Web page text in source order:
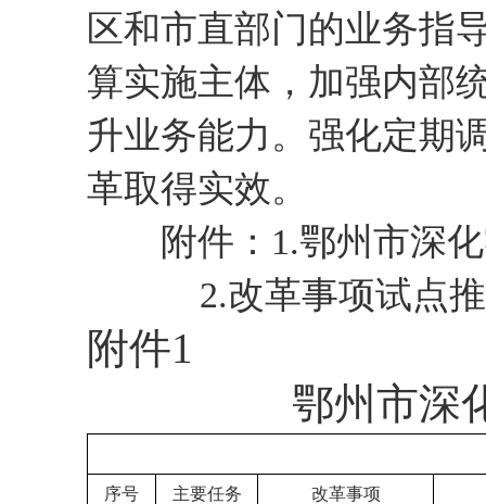
区和市直部门的业务指
算实施主体，加强内部
升业务能力。强化定期
革取得实效。
附件：1.鄂州市深化
2.改革事项试点推
附件1
鄂州市深
序号 主要任务 改革事项